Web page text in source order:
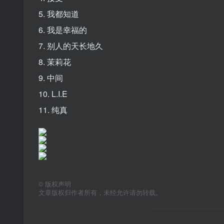
5. 我都知道
6. 我是幸福的
7. 别人的天长地久
8. 茉莉花
9. 中间
10. L.I.E
11. 纯真
© 版权声明
文章版权归作者所有，未经允许请勿转载。